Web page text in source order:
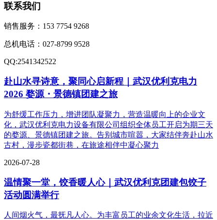
联系我们
销售服务： 153 7754 9268
总机电话： 027-8799 9528
QQ:2541342522
赴山水寻诗意，聚同心启新程｜武汉优利克电力
2026 婺源・景德镇团建之旅
为舒缓工作压力，增进团队凝聚力，营造温暖向上的企业文
化，武汉优利克电力设备有限公司组织全体员工开启为期三天
的婺源、景德镇团建之旅。告别城市喧嚣，大家结伴奔赴山水
古村，漫步瓷都街巷，在旅途相伴中凝心聚力
2026-07-28
温情聚一堂，饺香暖人心｜武汉优利克团建包饺子
活动圆满举行
人间烟火气，最抚凡人心。为丰富员工的业余文化生活，拉近